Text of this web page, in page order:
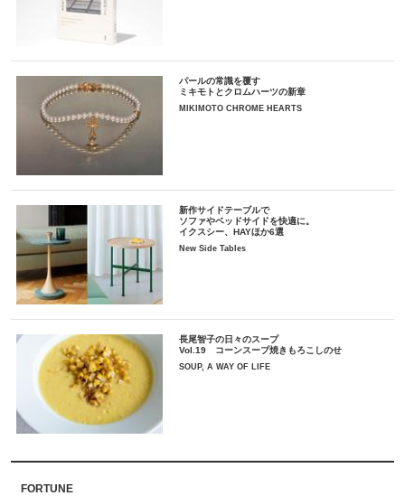
パールの常識を覆す
ミキモトとクロムハーツの新章
MIKIMOTO CHROME HEARTS
新作サイドテーブルで
ソファやベッドサイドを快適に。
イクスシー、HAYほか6選
New Side Tables
長尾智子の日々のスープ
Vol.19 コーンスープ焼きもろこしのせ
SOUP, A WAY OF LIFE
FORTUNE